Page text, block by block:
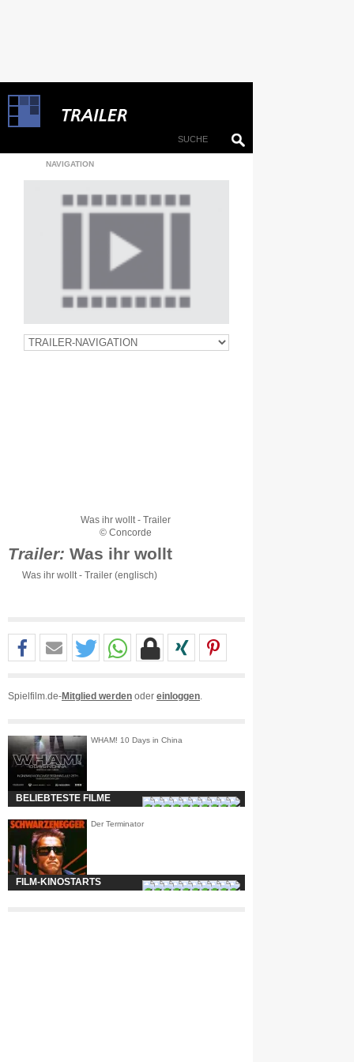
NAVIGATION
Was ihr wollt - Trailer
© Concorde
Trailer: Was ihr wollt
Was ihr wollt - Trailer (englisch)
Spielfilm.de-Mitglied werden oder einloggen
WHAM! 10 Days in China
BELIEBTESTE FILME
Der Terminator
FILM-KINOSTARTS